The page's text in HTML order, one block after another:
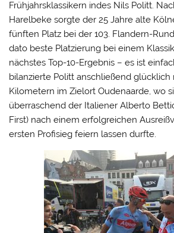
Frühjahrsklassikern indes Nils Politt.
Harelbeke sorgte der 25 Jahre alte
fünften Platz bei der 103. Flandern-
dato beste Platzierung bei einem
nächstes Top-10-Ergebnis – es ist
bilanzierte Politt anschließend glücklich
Kilometern im Zielort Oudenaarde, wo
überraschend der Italiener Alberto
First) nach einem erfolgreichen
ersten Profisieg feiern lassen durfte.